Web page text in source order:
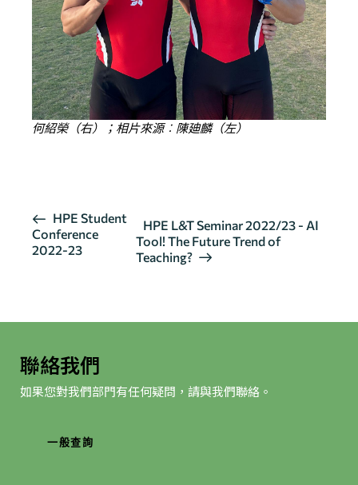
何紹榮（右）；相片來源︰陳廸麟（左）
活
動
导
HPE Student
Conference
2022-23
HPE L&T Seminar 2022/23 - AI
Tool! The Future Trend of
Teaching?
聯絡我們
如果您對我們部門有任何疑問，請與我們聯絡。
一般查詢